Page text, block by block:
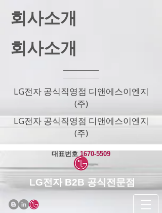
회사소개
회사소개
LG전자 공식직영점 디앤에스이엔지
(주)
LG전자 공식직영점 디앤에스이엔지
(주)
​대표번호 1670-5509
LG전자 B2B 공식전문점